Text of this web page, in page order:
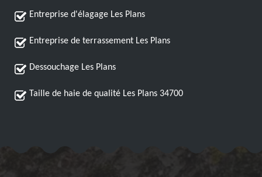
Entreprise d'élagage Les Plans
Entreprise de terrassement Les Plans
Dessouchage Les Plans
Taille de haie de qualité Les Plans 34700